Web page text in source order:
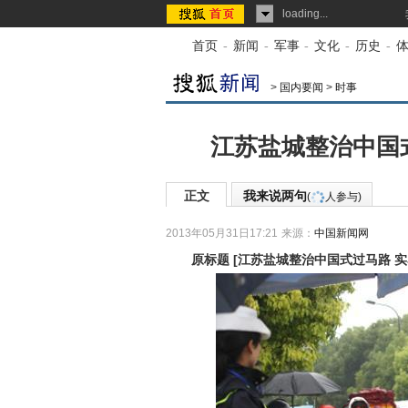
loading...
首页 - 新闻 - 军事 - 文化 - 历史 -
> 国内要闻 > 时事
江苏盐城整治中
正文 我来说两句( 人参与)
2013年05月31日17:21 来源： 中国新闻网
原标题 [江苏盐城整治中国式过马路